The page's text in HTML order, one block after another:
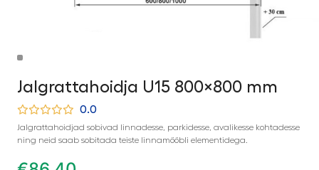
Jalgrattahoidja U15 800×800 mm
0.0
Jalgrattahoidjad sobivad linnadesse, parkidesse, avalikesse kohtadesse
ning neid saab sobitada teiste linnamööbli elementidega.